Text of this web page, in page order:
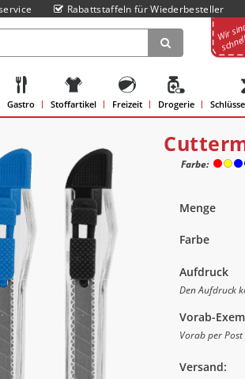
Rabattstaffeln für Wiederbesteller
Wir
Gastro Stoffartikel Freizeit Drogerie
Farbe:
Menge
Farbe
Aufdruck
Den Aufdruck
Vorab-
Vorab per
Versand: